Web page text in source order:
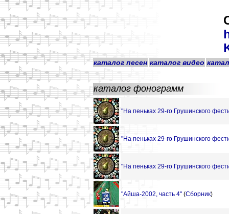
каталог песен каталог видео
каталог фонограмм
"На пеньках 29-го Грушинского
"На пеньках 29-го Грушинского
"На пеньках 29-го Грушинского
"Айша-2002, часть 4" (Сборник)